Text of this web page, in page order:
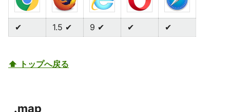
✔ 1.5 ✔ 9 ✔ ✔ ✔
⬆ トップへ戻る
_.map